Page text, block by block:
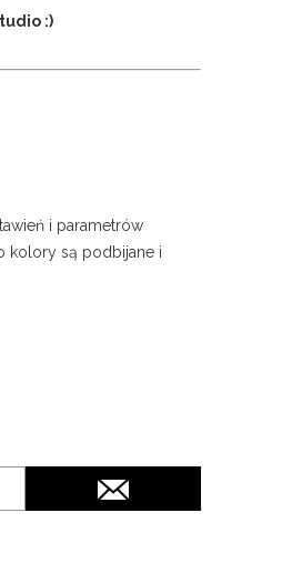
:)
i parametrów
kolory są podbijane i